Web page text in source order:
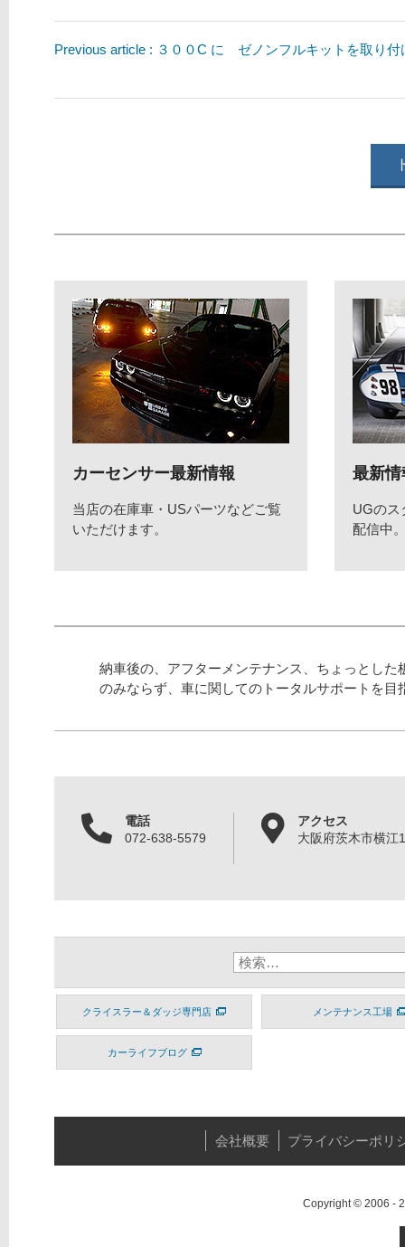
Previous article : ３００C に ゼノンフルキットを取り付
カーセンサー最新情報
当店の在庫車・USパーツなどご覧
いただけます。
最新情
UGのス
配信中
納車後の、アフターメンテナンス、ちょっとした
のみならず、車に関してのトータルサポートを目
電話
072-638-5579
アクセス
大阪府茨木市横江
クライスラー＆ダッジ専門店 メンテナンス工場
カーライフブログ
会社概要 プライバシーポリ
Copyright © 2006 -